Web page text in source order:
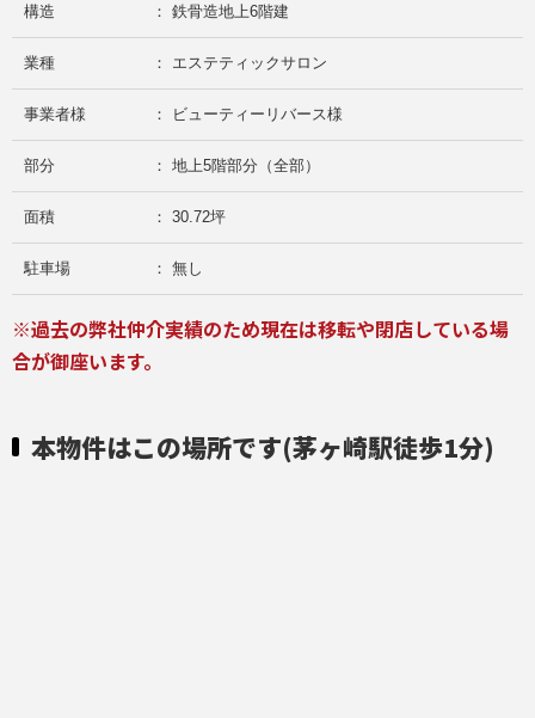
構造 ： 鉄骨造地上6階建
業種 ： エステティックサロン
事業者様 ： ビューティーリバース様
部分 ： 地上5階部分（全部）
面積 ： 30.72坪
駐車場 ： 無し
※過去の弊社仲介実績のため現在は移転や閉店している場
合が御座います。
本物件はこの場所です(茅ヶ崎駅徒歩1分)